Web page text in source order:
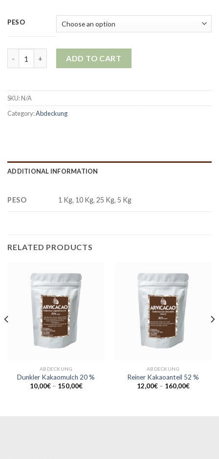
PESO
ADD TO CART
SKU:N/A
Category:Abdeckung
ADDITIONAL INFORMATION
PESO 1 Kg, 10 Kg, 25 Kg, 5 Kg
RELATED PRODUCTS
ABDECKUNG
Dunkler Kakaomulch 20 %
10,00€– 150,00€
ABDECKUNG
Reiner Kakaoanteil 52 %
12,00€– 160,00€